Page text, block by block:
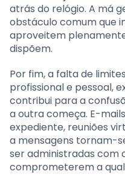
atrás do relógio. A má
obstáculo comum que
aproveitem
dispõem.
Por fim, a falta de
profissional e pessoal,
contribui para a
a outra começa. E-
expediente, reuniões
a mensagens tornam-
ser administradas com
comprometerem a